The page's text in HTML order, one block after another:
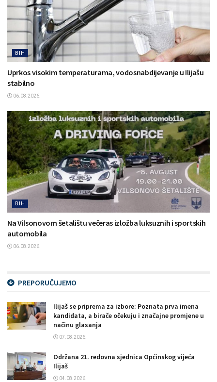
BIH
Uprkos visokim temperaturama, vodosnabdijevanje u Ilijašu
stabilno
06.08.2026.
BIH
Na Vilsonovom šetalištu večeras izložba luksuznih i sportskih
automobila
06.08.2026.
PREPORUČUJEMO
Ilijaš se priprema za izbore: Poznata prva imena
kandidata, a birače očekuju i značajne promjene u
načinu glasanja
07.08.2026.
Održana 21. redovna sjednica Općinskog vijeća
Ilijaš
04.08.2026.